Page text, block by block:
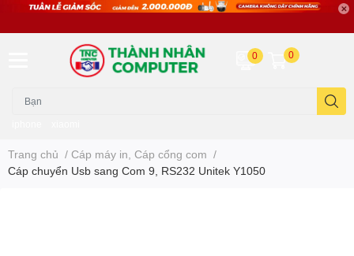
0 0
Trang chủ / Cáp máy in, Cáp cổng com /
Cáp chuyển Usb sang Com 9, RS232 Unitek Y1050